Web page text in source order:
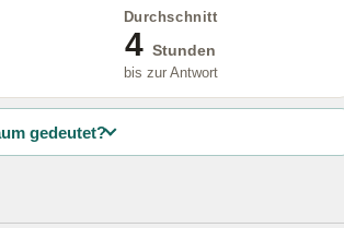
Durchschnitt
4 Stunden
bis zur Antwort
gedeutet?